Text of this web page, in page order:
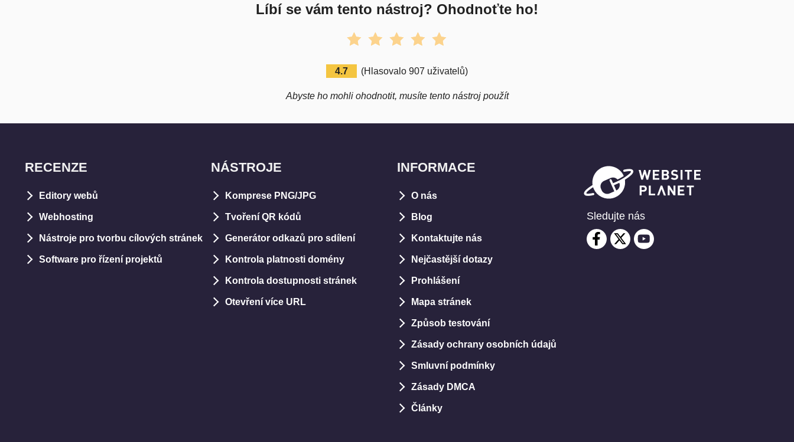
Líbí se vám tento nástroj? Ohodnoťte ho!
4.7 (Hlasovalo 907 uživatelů)
Abyste ho mohli ohodnotit, musíte tento nástroj použít
RECENZE
Editory webů
Webhosting
Nástroje pro tvorbu cílových stránek
Software pro řízení projektů
NÁSTROJE
Komprese PNG/JPG
Tvoření QR kódů
Generátor odkazů pro sdílení
Kontrola platnosti domény
Kontrola dostupnosti stránek
Otevření více URL
INFORMACE
O nás
Blog
Kontaktujte nás
Nejčastější dotazy
Prohlášení
Mapa stránek
Způsob testování
Zásady ochrany osobních údajů
Smluvní podmínky
Zásady DMCA
Články
Sledujte nás